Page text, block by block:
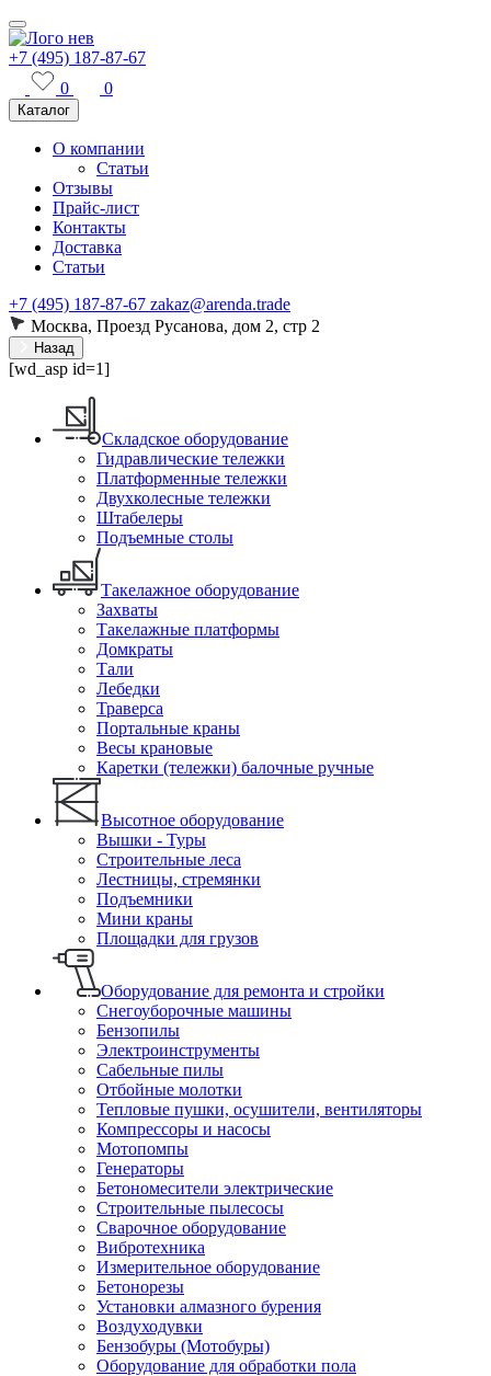
+7 (495) 187-87-67
0
0
Каталог
О компании
Статьи
Отзывы
Прайс-лист
Контакты
Доставка
Статьи
+7 (495) 187-87-67 zakaz@arenda.trade
Москва, Проезд Русанова, дом 2, стр 2
Назад
[wd_asp id=1]
Складское оборудование
Гидравлические тележки
Платформенные тележки
Двухколесные тележки
Штабелеры
Подъемные столы
Такелажное оборудование
Захваты
Такелажные платформы
Домкраты
Тали
Лебедки
Траверса
Портальные краны
Весы крановые
Каретки (тележки) балочные ручные
Высотное оборудование
Вышки - Туры
Строительные леса
Лестницы, стремянки
Подъемники
Мини краны
Площадки для грузов
Оборудование для ремонта и стройки
Снегоуборочные машины
Бензопилы
Электроинструменты
Сабельные пилы
Отбойные молотки
Тепловые пушки, осушители, вентиляторы
Компрессоры и насосы
Мотопомпы
Генераторы
Бетономесители электрические
Строительные пылесосы
Сварочное оборудование
Вибротехника
Измерительное оборудование
Бетонорезы
Установки алмазного бурения
Воздуходувки
Бензобуры (Мотобуры)
Оборудование для обработки пола